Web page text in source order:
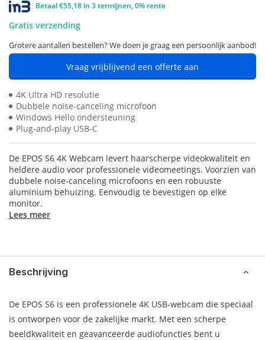
Betaal €55,18 in 3 termijnen, 0% rente
Gratis verzending
Grotere aantallen bestellen? We doen je graag een persoonlijk aanbod!
Vraag vrijblijvend een offerte aan
4K Ultra HD resolutie
Dubbele noise-canceling microfoon
Windows Hello ondersteuning
Plug-and-play USB-C
De EPOS S6 4K Webcam levert haarscherpe videokwaliteit en
heldere audio voor professionele videomeetings. Voorzien van
dubbele noise-canceling microfoons en een robuuste
aluminium behuizing. Eenvoudig te bevestigen op elke
monitor.
Lees meer
Beschrijving
De EPOS S6 is een professionele 4K USB-webcam die speciaal
is ontworpen voor de zakelijke markt. Met een scherpe
beeldkwaliteit en geavanceerde audiofuncties bent u